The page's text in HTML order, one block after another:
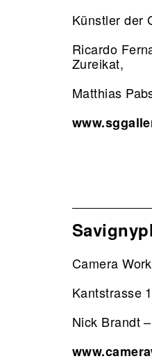
Künstler der
Ricardo
Zureikat,
Matthias
Camera Work
Kantstrasse
Nick Brandt